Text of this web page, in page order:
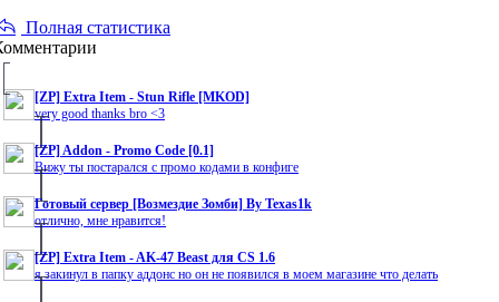
Полная статистика
[ZP] Extra Item - Stun Rifle [MKOD]
very good thanks bro <3
[ZP] Addon - Promo Code [0.1]
Вижу ты постарался с промо кодами в конфиге
Готовый сервер [Возмездие Зомби] By Texas1k
отлично, мне нравится!
[ZP] Extra Item - AK-47 Beast для CS 1.6
я закинул в папку аддонс но он не появился в моем магазине что делать